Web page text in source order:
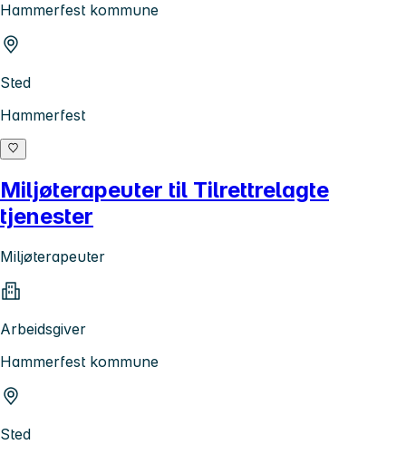
Hammerfest kommune
Sted
Hammerfest
Miljøterapeuter til Tilrettrelagte
tjenester
Miljøterapeuter
Arbeidsgiver
Hammerfest kommune
Sted